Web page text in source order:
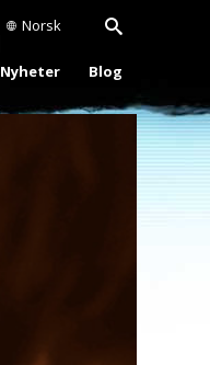
Norsk
Nyheter Blog